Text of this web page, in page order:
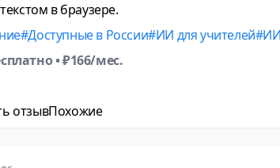
в браузере.
Доступные в России ИИ для учителей ИИ
• ₽166/мес.
отзывПохожие